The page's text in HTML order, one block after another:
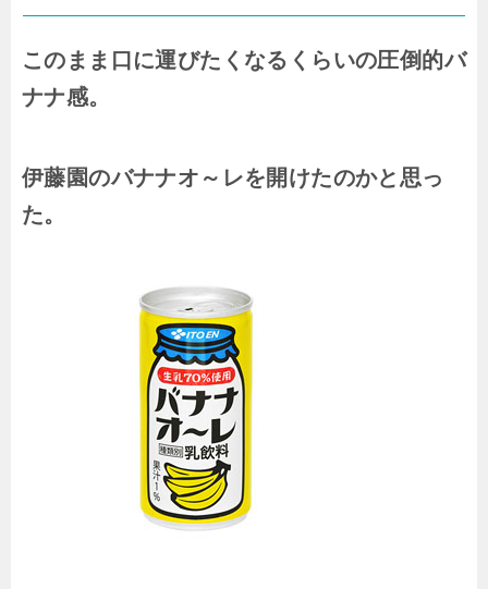
このまま口に運びたくなるくらいの圧倒的バ
ナナ感。
伊藤園のバナナオ～レを開けたのかと思っ
た。